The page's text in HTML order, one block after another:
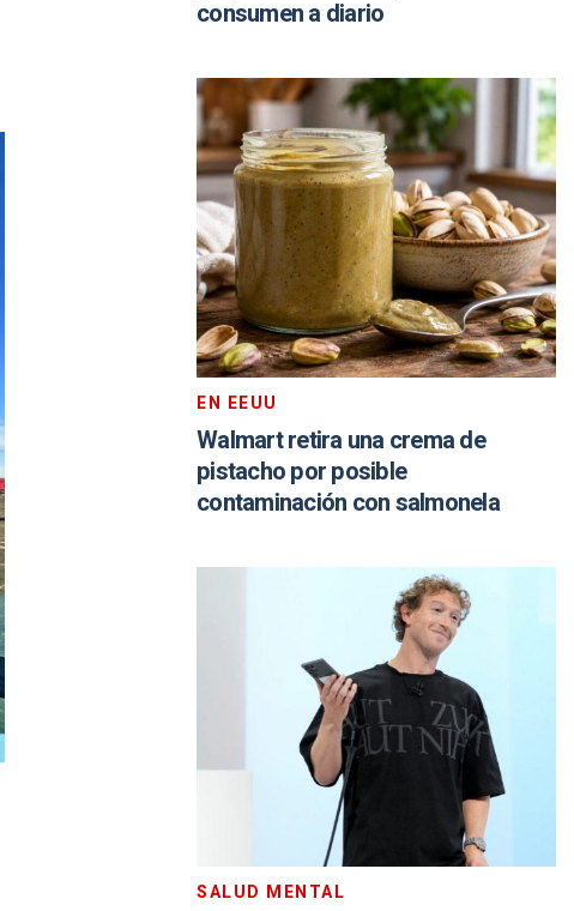
consumen a diario
EN EEUU
Walmart retira una crema de
pistacho por posible
contaminación con salmonela
SALUD MENTAL